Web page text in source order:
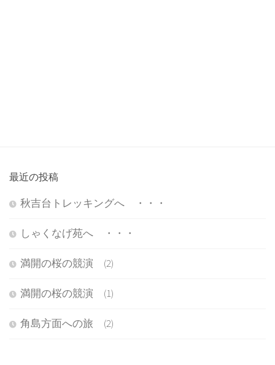
最近の投稿
秋吉台トレッキングへ ・・・
しゃくなげ苑へ ・・・
満開の桜の競演 (2)
満開の桜の競演 (1)
角島方面への旅 (2)